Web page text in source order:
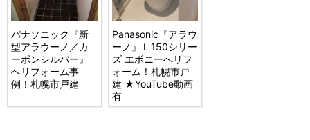
パナソニック『新
型アラウーノ／カ
ーボンシルバー』
へリフォーム事
例！札幌市戸建
Panasonic『アラウ
ーノ』Ｌ150シリー
ズ エボニーへリフ
ォーム！札幌市戸
建 ★YouTube動画
有